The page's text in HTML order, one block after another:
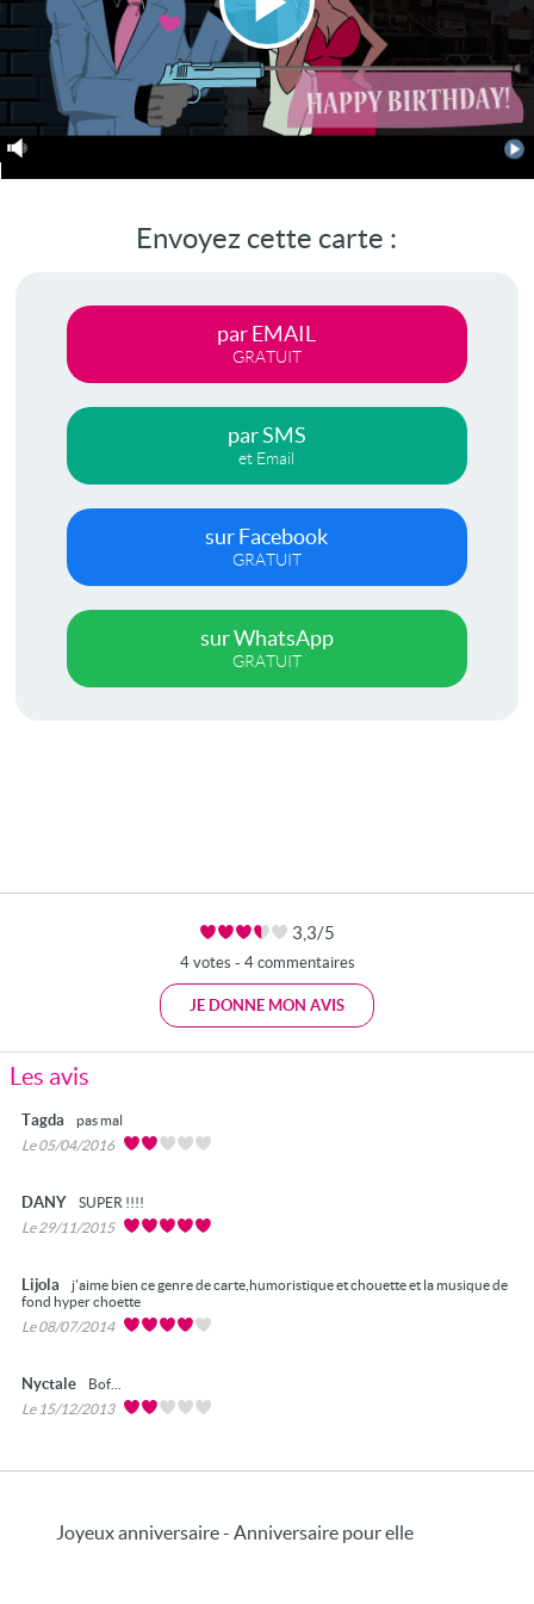
Lire
la
vidéo
Envoyez cette carte :
par EMAIL
GRATUIT
par SMS
et Email
sur Facebook
GRATUIT
sur WhatsApp
GRATUIT
3,3/5
4 votes - 4 commentaires
JE DONNE MON AVIS
Les avis
Tagda
pas mal
Le 05/04/2016
DANY
SUPER !!!!
Le 29/11/2015
Lijola
j'aime bien ce genre de carte,humoristique et chouette et la musique de
fond hyper choette
Le 08/07/2014
Nyctale
Bof...
Le 15/12/2013
Joyeux anniversaire - Anniversaire pour elle